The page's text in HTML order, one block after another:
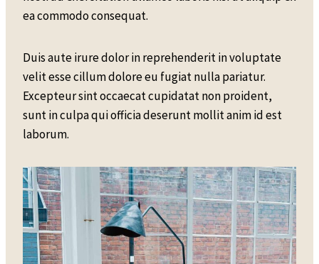
ea commodo consequat.
Duis aute irure dolor in reprehenderit in voluptate
velit esse cillum dolore eu fugiat nulla pariatur.
Excepteur sint occaecat cupidatat non proident,
sunt in culpa qui officia deserunt mollit anim id est
laborum.